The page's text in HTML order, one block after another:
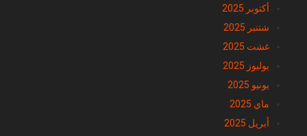
أكتوبر 2025
شتنبر 2025
غشت 2025
يوليوز 2025
يونيو 2025
ماي 2025
أبريل 2025